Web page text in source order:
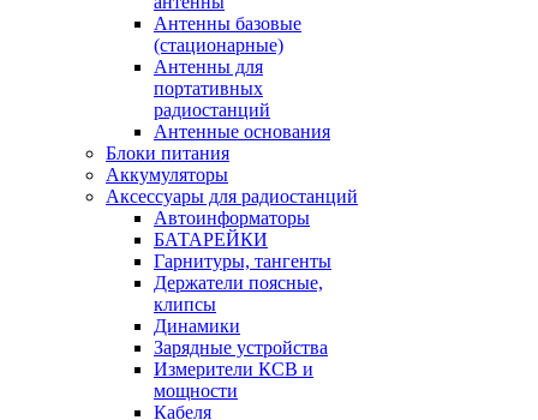
Антенны базовые
(стационарные)
Антенны для
портативных
радиостанций
Антенные основания
Блоки питания
Аккумуляторы
Аксессуары для радиостанций
Автоинформаторы
БАТАРЕЙКИ
Гарнитуры, тангенты
Держатели поясные,
клипсы
Динамики
Зарядные устройства
Измерители КСВ и
мощности
Кабеля